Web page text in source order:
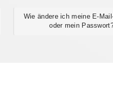
Wie ändere ich meine E-
oder mein